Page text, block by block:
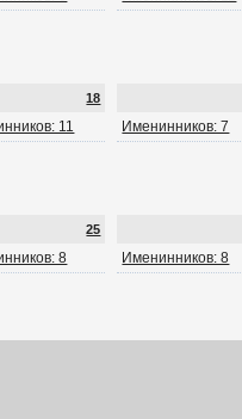
18
11 Именинников: 7
25
8 Именинников: 8